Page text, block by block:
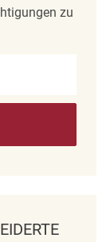
zu
J